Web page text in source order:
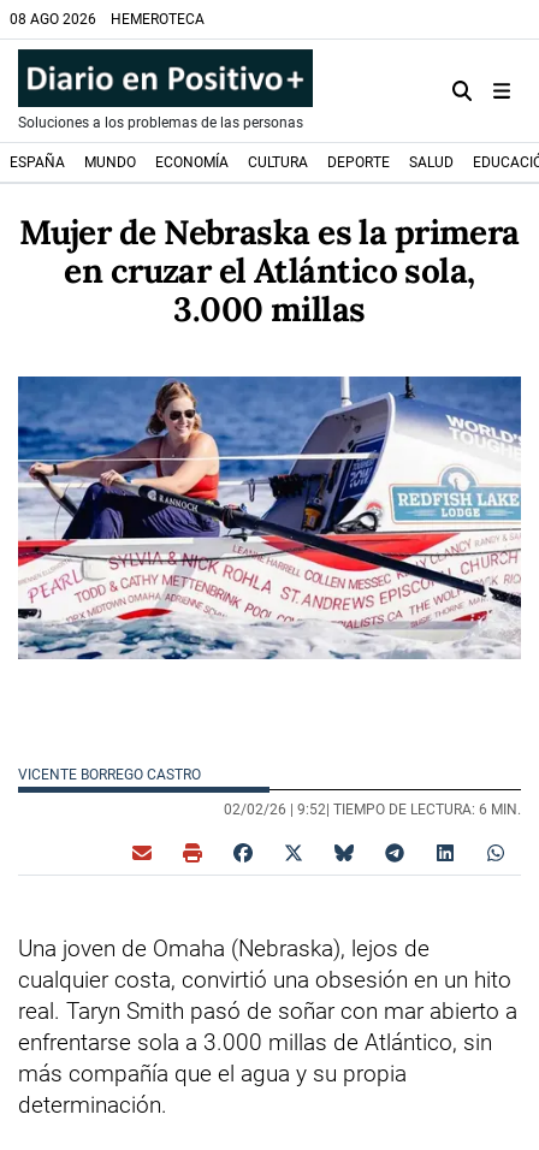
08 AGO 2026 HEMEROTECA
Soluciones a los problemas de las personas
ESPAÑA MUNDO ECONOMÍA CULTURA DEPORTE SALUD
Mujer de Nebraska es la primera
en cruzar el Atlántico sola,
3.000 millas
VICENTE BORREGO CASTRO
02/02/26 | 9:52 | TIEMPO DE LECTURA: 6 MIN.
Una joven de Omaha (Nebraska), lejos de
cualquier costa, convirtió una obsesión en un hito
real. Taryn Smith pasó de soñar con mar abierto a
enfrentarse sola a 3.000 millas de Atlántico, sin
más compañía que el agua y su propia
determinación.